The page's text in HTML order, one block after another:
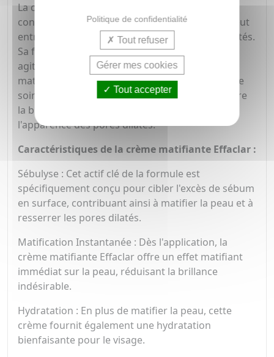
La crème matifiante Effaclar est spécialement
conçue pour combattre l'excès de sébum qui peut
entraîner une peau brillante avec des pores dilatés.
Sa formule intègre un actif appelé sébulyse, qui
agit pour réduire l'excès de sébum en surface,
matifiant ainsi la peau et resserrant les pores. Ce
soin offre une solution efficace pour lutter contre
la brillance indésirable du visage et améliorer
l'apparence des pores dilatés.
Caractéristiques de la crème matifiante Effaclar :
Sébulyse : Cet actif clé de la formule est
spécifiquement conçu pour cibler l'excès de sébum
en surface, contribuant ainsi à matifier la peau et à
resserrer les pores dilatés.
Matification Instantanée : Dès l'application, la
crème matifiante Effaclar offre un effet matifiant
immédiat sur la peau, réduisant la brillance
indésirable.
Hydratation : En plus de matifier la peau, cette
crème fournit également une hydratation
bienfaisante pour le visage.
Politique de confidentialité
Tout refuser
Gérer mes cookies
Tout accepter